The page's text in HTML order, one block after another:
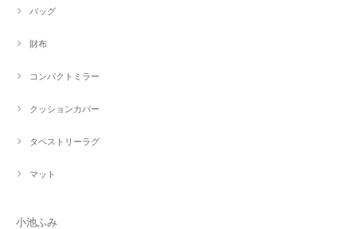
バッグ
財布
コンパクトミラー
クッションカバー
タペストリーラグ
マット
小池ふみ